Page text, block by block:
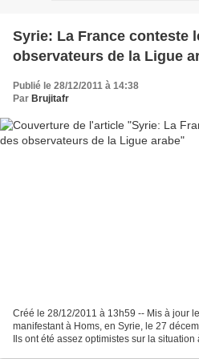
Syrie: La France conteste
observateurs de la Ligue
Publié le 28/12/2011 à 14:38
Par Brujitafr
Créé le 28/12/2011 à 13h59 -- Mis à jour
manifestant à Homs, en Syrie, le 27
Ils ont été assez optimistes sur la situation